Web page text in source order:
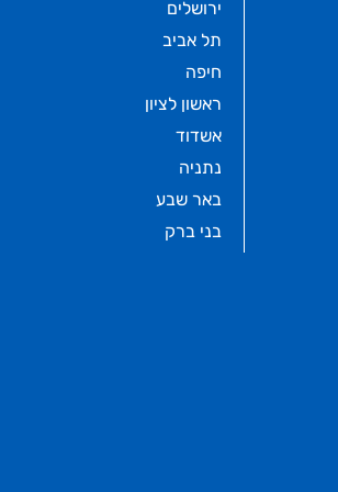
ירושלים
תל אביב
חיפה
ראשון לציון
אשדוד
נתניה
באר שבע
בני ברק